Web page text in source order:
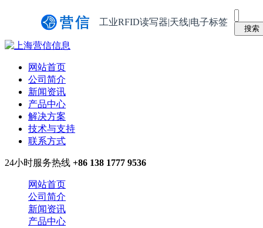
工业RFID读写器|天线|电子标签
网站首页
公司简介
新闻资讯
产品中心
解决方案
技术与支持
联系方式
24小时服务热线 +86 138 1777 9536
网站首页
公司简介
新闻资讯
产品中心